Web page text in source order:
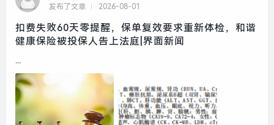
发布了文章 2026-08-01
扣费失败60天零提醒，保单复效要求重新体检，和谐
健康保险被投保人告上法庭|界面新闻
...